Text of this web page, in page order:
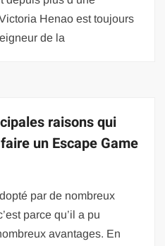
Henao est toujours
de la
raisons qui
un Escape Game
par de nombreux
parce qu’il a pu
avantages. En